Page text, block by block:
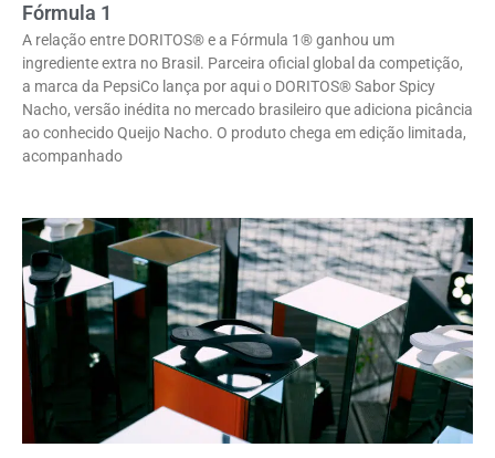
Fórmula 1
A relação entre DORITOS® e a Fórmula 1® ganhou um
ingrediente extra no Brasil. Parceira oficial global da competição,
a marca da PepsiCo lança por aqui o DORITOS® Sabor Spicy
Nacho, versão inédita no mercado brasileiro que adiciona picância
ao conhecido Queijo Nacho. O produto chega em edição limitada,
acompanhado